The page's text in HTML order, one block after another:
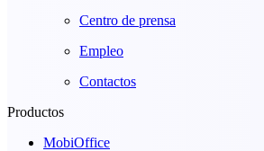
Centro de prensa
Empleo
Contactos
Productos
MobiOffice